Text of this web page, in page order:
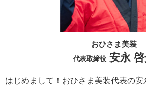
おひさま美装
代表取締役安永 啓
はじめまして！おひさま美装代表の